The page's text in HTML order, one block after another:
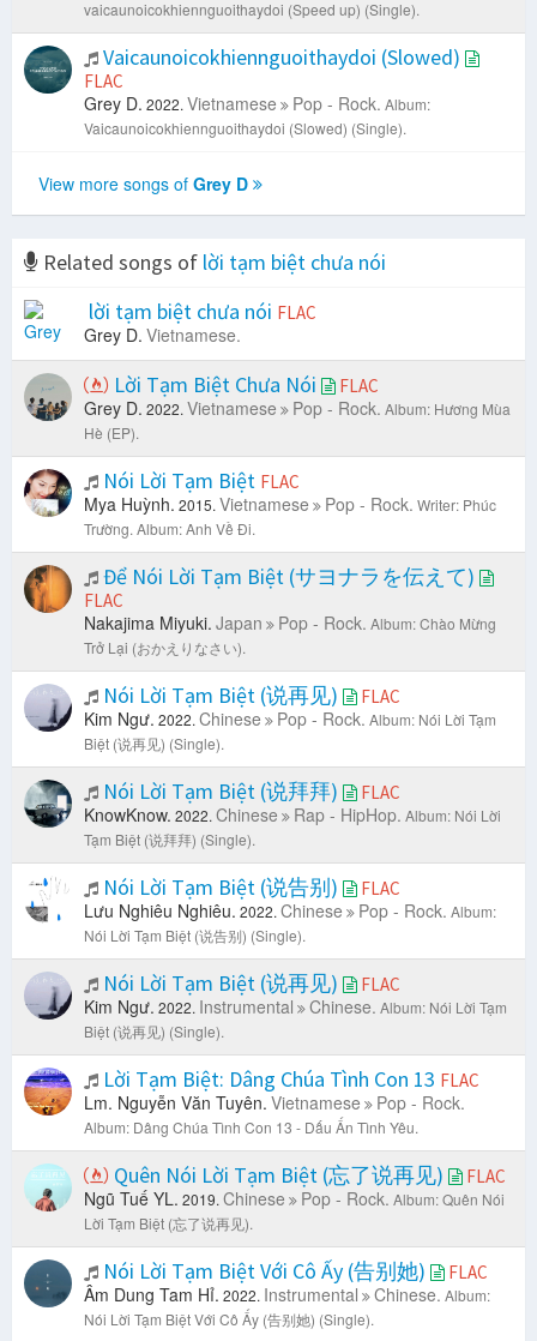
vaicaunoicokhiennguoithaydoi (Speed up) (Single).
Vaicaunoicokhiennguoithaydoi (Slowed)
FLAC
Grey D. 2022. Vietnamese Pop - Rock. Album:
Vaicaunoicokhiennguoithaydoi (Slowed) (Single).
View more songs of Grey D
Related songs of lời tạm biệt chưa nói
lời tạm biệt chưa nói FLAC
Grey D. Vietnamese.
Lời Tạm Biệt Chưa Nói FLAC
Grey D. 2022. Vietnamese Pop - Rock. Album: Hương Mùa
Hè (EP).
Nói Lời Tạm Biệt FLAC
Mya Huỳnh. 2015. Vietnamese Pop - Rock. Writer: Phúc
Trường. Album: Anh Về Đi.
Để Nói Lời Tạm Biệt (サヨナラを伝えて)
FLAC
Nakajima Miyuki. Japan Pop - Rock. Album: Chào Mừng
Trở Lại (おかえりなさい).
Nói Lời Tạm Biệt (说再见) FLAC
Kim Ngư. 2022. Chinese Pop - Rock. Album: Nói Lời Tạm
Biệt (说再见) (Single).
Nói Lời Tạm Biệt (说拜拜) FLAC
KnowKnow. 2022. Chinese Rap - HipHop. Album: Nói Lời
Tạm Biệt (说拜拜) (Single).
Nói Lời Tạm Biệt (说告别) FLAC
Lưu Nghiêu Nghiêu. 2022. Chinese Pop - Rock. Album:
Nói Lời Tạm Biệt (说告别) (Single).
Nói Lời Tạm Biệt (说再见) FLAC
Kim Ngư. 2022. Instrumental Chinese. Album: Nói Lời Tạm
Biệt (说再见) (Single).
Lời Tạm Biệt: Dâng Chúa Tình Con 13 FLAC
Lm. Nguyễn Văn Tuyên. Vietnamese Pop - Rock.
Album: Dâng Chúa Tình Con 13 - Dấu Ấn Tình Yêu.
Quên Nói Lời Tạm Biệt (忘了说再见) FLAC
Ngũ Tuế YL. 2019. Chinese Pop - Rock. Album: Quên Nói
Lời Tạm Biệt (忘了说再见).
Nói Lời Tạm Biệt Với Cô Ấy (告别她) FLAC
Âm Dung Tam Hỉ. 2022. Instrumental Chinese. Album:
Nói Lời Tạm Biệt Với Cô Ấy (告别她) (Single).